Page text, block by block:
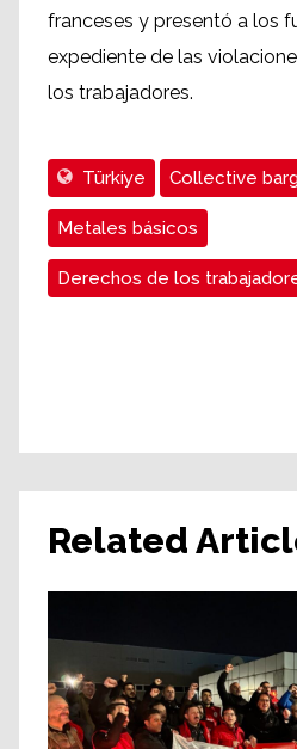
franceses y presentó a los
expediente de las
los trabajadores.
Türkiye Collective
Metales básicos
Derechos de los
Related